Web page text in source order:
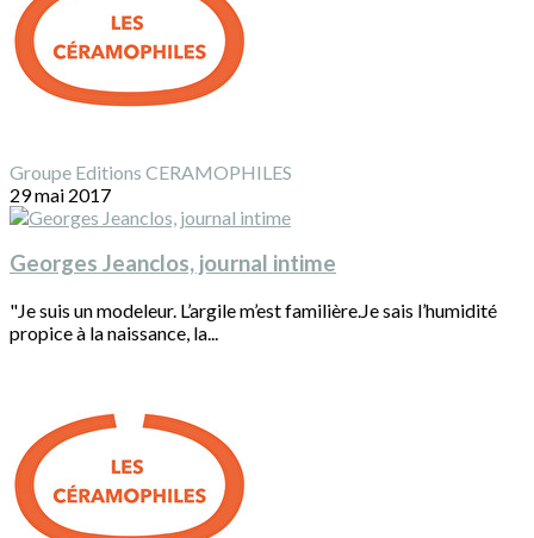
Groupe Editions CERAMOPHILES
29 mai 2017
Georges Jeanclos, journal intime
"Je suis un modeleur. L’argile m’est familière.Je sais l’humidité
propice à la naissance, la...